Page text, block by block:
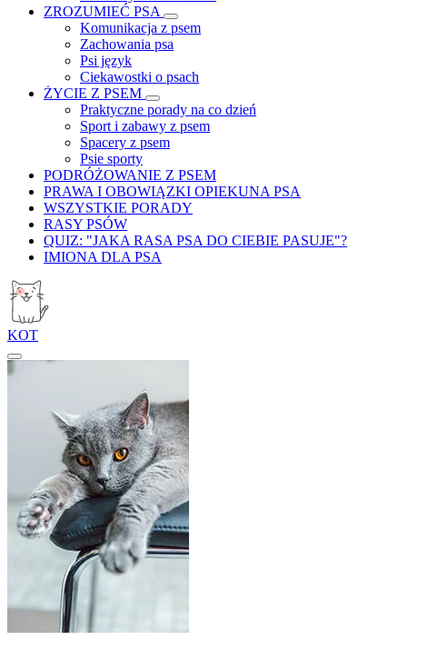
ZROZUMIEĆ PSA
Komunikacja z psem
Zachowania psa
Psi język
Ciekawostki o psach
ŻYCIE Z PSEM
Praktyczne porady na co dzień
Sport i zabawy z psem
Spacery z psem
Psie sporty
PODRÓŻOWANIE Z PSEM
PRAWA I OBOWIĄZKI OPIEKUNA PSA
WSZYSTKIE PORADY
RASY PSÓW
QUIZ: "JAKA RASA PSA DO CIEBIE PASUJE"?
IMIONA DLA PSA
KOT